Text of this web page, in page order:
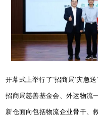
开幕式上举行了“招商局‘灾急送’
招商局慈善基金会、外运物流
新仓面向包括物流企业骨干、